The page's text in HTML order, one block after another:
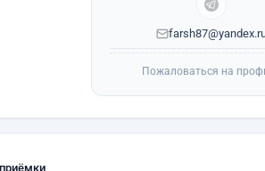
Пожаловаться на